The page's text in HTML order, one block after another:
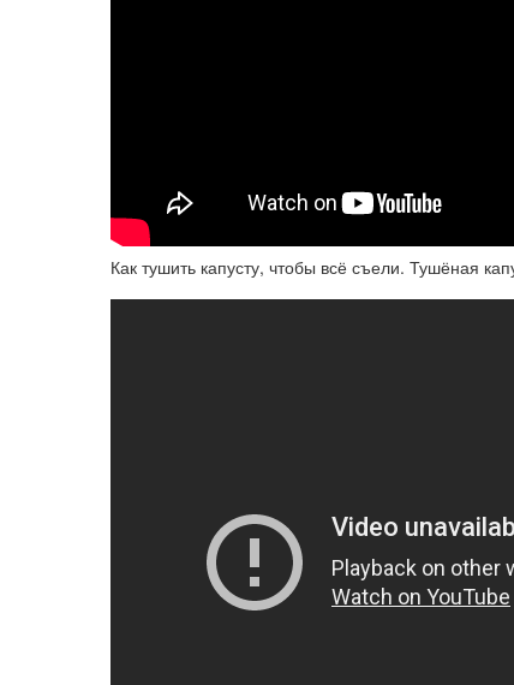
Как тушить капусту, чтобы всё съели. Тушёная